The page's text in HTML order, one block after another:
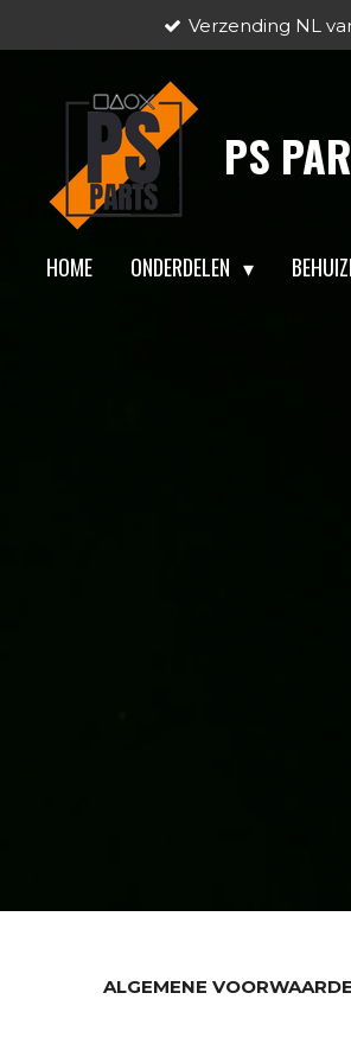
hoofdinhoud
Verzending NL
PS
HOME ONDERDELEN
ALGEMENE